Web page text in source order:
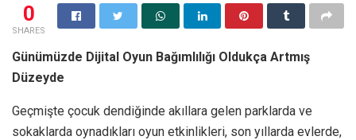
0
SHARES
Günümüzde Dijital Oyun Bağımlılığı Oldukça Artmış
Düzeyde
Geçmişte çocuk dendiğinde akıllara gelen parklarda ve
sokaklarda oynadıkları oyun etkinlikleri, son yıllarda evlerde,